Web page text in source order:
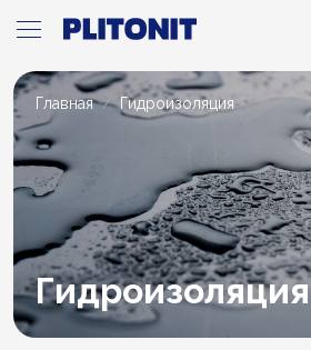
Главная Гидроизоляция
Гидроизоляция